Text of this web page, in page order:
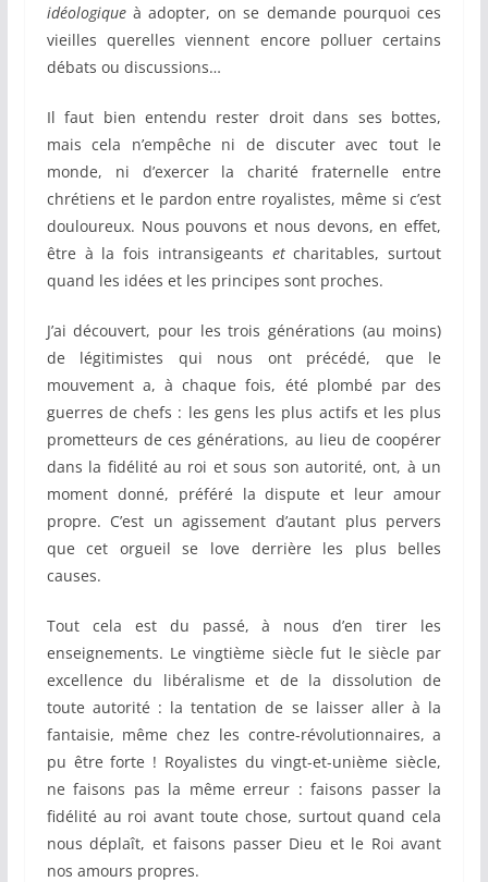
idéologiqueà adopter, on se demande pourquoi ces
vieilles querelles viennent encore polluer certains
débats ou discussions…
Il faut bien entendu rester droit dans ses bottes,
mais cela n’empêche ni de discuter avec tout le
monde, ni d’exercer la charité fraternelle entre
chrétiens et le pardon entre royalistes, même si c’est
douloureux. Nous pouvons et nous devons, en effet,
être à la fois intransigeants etcharitables, surtout
quand les idées et les principes sont proches.
J’ai découvert, pour les trois générations (au moins)
de légitimistes qui nous ont précédé, que le
mouvement a, à chaque fois, été plombé par des
guerres de chefs : les gens les plus actifs et les plus
prometteurs de ces générations, au lieu de coopérer
dans la fidélité au roi et sous son autorité, ont, à un
moment donné, préféré la dispute et leur amour
propre. C’est un agissement d’autant plus pervers
que cet orgueil se love derrière les plus belles
causes.
Tout cela est du passé, à nous d’en tirer les
enseignements. Le vingtième siècle fut le siècle par
excellence du libéralisme et de la dissolution de
toute autorité : la tentation de se laisser aller à la
fantaisie, même chez les contre-révolutionnaires, a
pu être forte ! Royalistes du vingt-et-unième siècle,
ne faisons pas la même erreur : faisons passer la
fidélité au roi avant toute chose, surtout quand cela
nous déplaît, et faisons passer Dieu et le Roi avant
nos amours propres.